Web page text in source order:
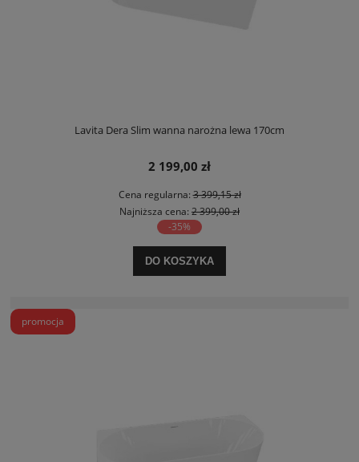
Lavita Dera Slim wanna narożna lewa 170cm
2 199,00 zł
Cena regularna:3 399,15 zł
Najniższa cena: 2 399,00 zł
-35%
DO KOSZYKA
promocja